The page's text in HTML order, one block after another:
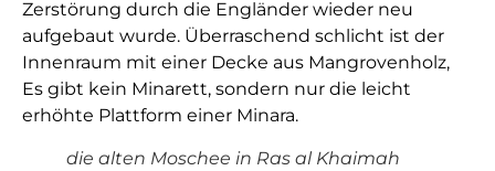
Zerstörung durch die Engländer wieder neu
aufgebaut wurde. Überraschend schlicht ist der
Innenraum mit einer Decke aus Mangrovenholz,
Es gibt kein Minarett, sondern nur die leicht
erhöhte Plattform einer Minara.
die alten Moschee in Ras al Khaimah